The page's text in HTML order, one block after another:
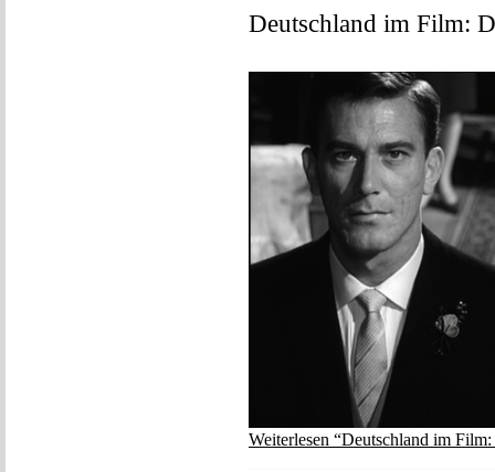
Deutschland im Film:
Weiterlesen “Deutschland im